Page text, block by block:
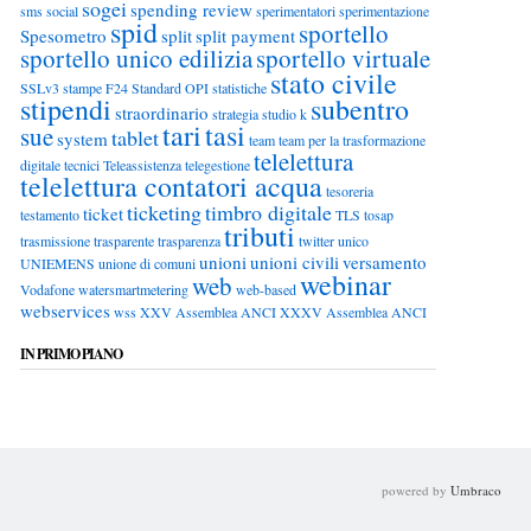
sms social sogeispending review sperimentatori sperimentazione
Spesometro spidsplitsplit payment sportello
sportello unico ediliziasportello virtuale
SSLv3 stampe F24 Standard OPI statistiche stato civile
stipendi straordinario strategia studio k subentro
suesystemtablettaritasiteam team per la trasformazione
digitale tecnici Teleassistenza telegestione telelettura
telelettura contatori acqua tesoreria
testamento ticketticketingtimbro digitale TLS tosap
trasmissione trasparente trasparenza tributi twitter unico
UNIEMENS unione di comuni unioniunioni civiliversamento
Vodafone watersmartmetering web web-based webinar
webservices wss XXV Assemblea ANCI XXXV Assemblea ANCI
IN PRIMO PIANO
powered by Umbraco